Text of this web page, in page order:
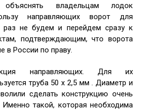
владельцам лодок
направляющих ворот для
раз не будем и перейдем сразу к
подтверждающим, что ворота
в России по праву.
направляющих. Для их
труба 50 х 2,5 мм . Диаметр и
сделать конструкцию очень
такой, которая необходима